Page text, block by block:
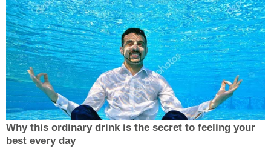
Why this ordinary drink is the secret to feeling your
best every day